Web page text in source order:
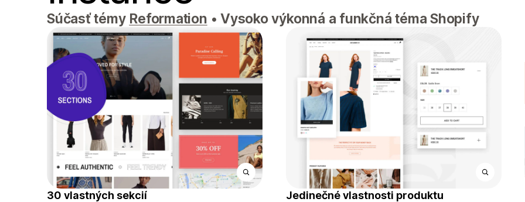
Súčasť témy Reformation • Vysoko výkonná a funkčná téma Shopify
30 vlastných sekcií
Jedinečné vlastnosti produktu